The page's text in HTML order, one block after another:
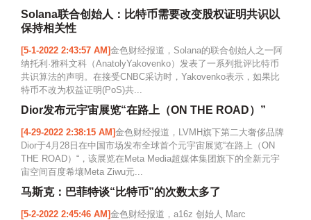
Solana联合创始人：比特币需要改变股权证明共识以
保持相关性
[5-1-2022 2:43:57 AM]金色财经报道，Solana的联合创始人之一阿
纳托利·雅科文科（AnatolyYakovenko）发表了一系列批评比特币
共识算法的声明。在接受CNBC采访时，Yakovenko表示，如果比
特币不改为权益证明(PoS)共...
Dior发布元宇宙展览“在路上（ON THE ROAD）”
[4-29-2022 2:38:15 AM]金色财经报道，LVMH旗下第二大奢侈品牌
Dior于4月28日在中国市场发布全球首个元宇宙展览“在路上（ON
THE ROAD）“，该展览在Meta Media超媒体集团旗下的全新元宇
宙空间百度希壤Meta Ziwu元...
马斯克：巴菲特谈“比特币”的次数太多了
[5-2-2022 2:45:46 AM]金色财经报道，a16z 创始人 Marc